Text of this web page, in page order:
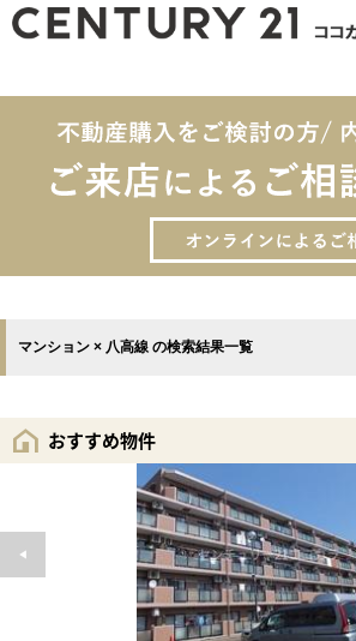
マンション × 八高線 の検索結果一覧
おすすめ物件